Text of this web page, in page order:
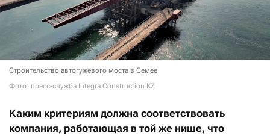
Строительство автогужевого моста в Семее
Фото: пресс-служба Integra Construction KZ
Каким критериям должна соответствовать
компания, работающая в той же нише, что